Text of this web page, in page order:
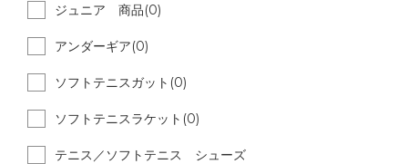
ジュニア 商品(0)
アンダーギア(0)
ソフトテニスガット(0)
ソフトテニスラケット(0)
テニス／ソフトテニス シューズ